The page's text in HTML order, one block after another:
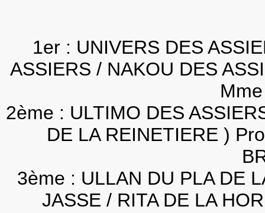
1er : UNIVERS DES
ASSIERS / NAKOU DES
2ème : ULTIMO DES
DE LA REINETIERE )
3ème : ULLAN DU PLA DE
JASSE / RITA DE LA